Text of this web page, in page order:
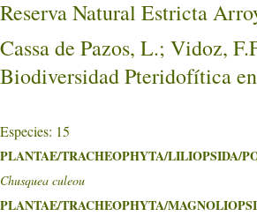
Reserva Natural Estricta
Cassa de Pazos, L.; Vidoz,
Biodiversidad Pteridofítica
Especies: 15
PLANTAE/TRACHEOPHYTA/LILIOPSIDA/
Chusquea culeou
PLANTAE/TRACHEOPHYTA/